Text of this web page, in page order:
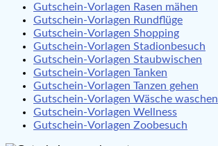
Gutschein-Vorlagen Rasen mähen
Gutschein-Vorlagen Rundflüge
Gutschein-Vorlagen Shopping
Gutschein-Vorlagen Stadionbesuch
Gutschein-Vorlagen Staubwischen
Gutschein-Vorlagen Tanken
Gutschein-Vorlagen Tanzen gehen
Gutschein-Vorlagen Wäsche waschen
Gutschein-Vorlagen Wellness
Gutschein-Vorlagen Zoobesuch